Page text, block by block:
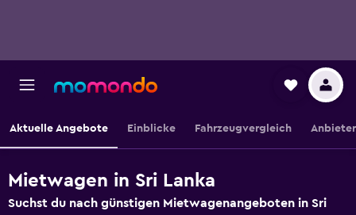
Aktuelle Angebote Einblicke Fahrzeugvergleich
Mietwagen in Sri Lanka
Suchst du nach günstigen Mietwagenangeboten in Sri